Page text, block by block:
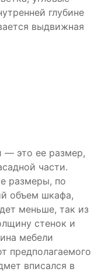
глубине
выдвижная
— это ее размер,
части.
размеры, по
объем шкафа,
меньше, так из
стенок и
мебели
предполагаемого
вписался в